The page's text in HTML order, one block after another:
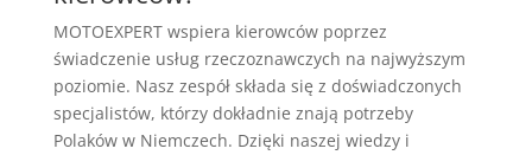
MOTOEXPERT wspiera kierowców poprzez
świadczenie usług rzeczoznawczych na najwyższym
poziomie. Nasz zespół składa się z doświadczonych
specjalistów, którzy dokładnie znają potrzeby
Polaków w Niemczech. Dzięki naszej wiedzy i